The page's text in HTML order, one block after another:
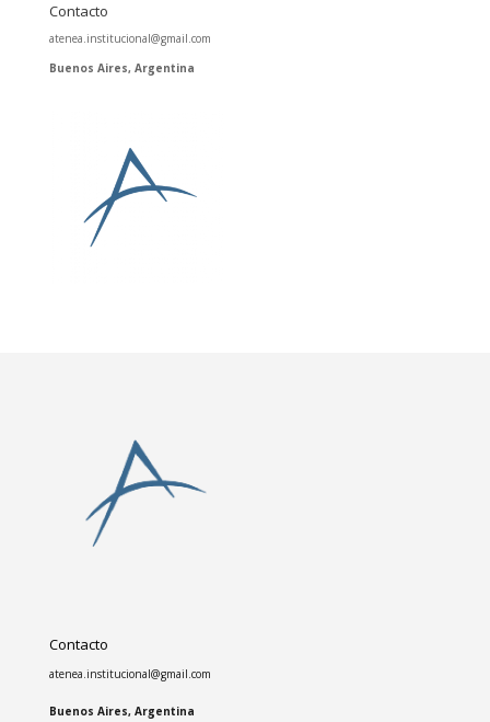
Contacto
atenea.institucional@gmail.com
Buenos Aires, Argentina
Contacto
atenea.institucional@gmail.com
Buenos Aires, Argentina